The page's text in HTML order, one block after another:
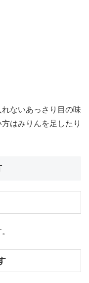
ないあっさり目の味
はみりんを足したり